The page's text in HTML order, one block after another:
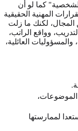
كما لو أن
المهنية الحقيقية
المجال، لكنك ما زلت
وواقع الراتب،
العائلية،
الموضوعات،
لممارستها